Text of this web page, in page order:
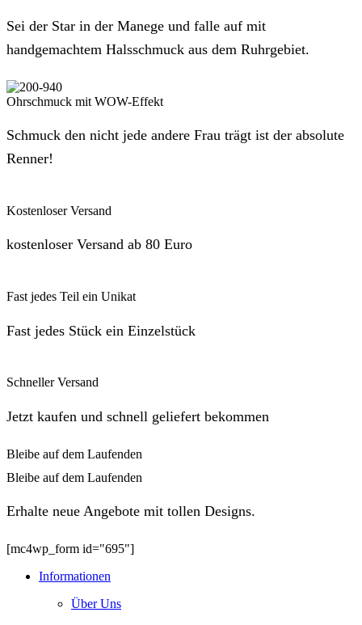
Sei der Star in der Manege und falle auf mit
handgemachtem Halsschmuck aus dem Ruhrgebiet.
Ohrschmuck mit WOW-Effekt
Schmuck den nicht jede andere Frau trägt ist der absolute
Renner!
Kostenloser Versand
kostenloser Versand ab 80 Euro
Fast jedes Teil ein Unikat
Fast jedes Stück ein Einzelstück
Schneller Versand
Jetzt kaufen und schnell geliefert bekommen
Bleibe auf dem Laufenden
Bleibe auf dem Laufenden
Erhalte neue Angebote mit tollen Designs.
[mc4wp_form id="695"]
Informationen
Über Uns